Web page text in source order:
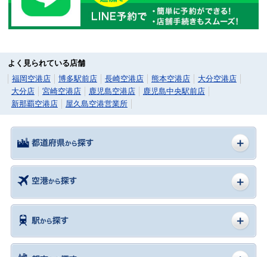
よく見られている店舗
福岡空港店
博多駅前店 長崎空港店 熊本空港店
大分空港店
大分店
宮崎空港店 鹿児島空港店
鹿児島中央駅前店
新那覇空港店
屋久島空港営業所